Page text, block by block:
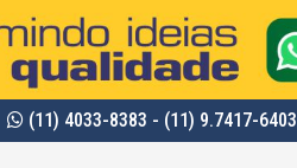
(11) 4033-8383 - (11) 9.7417-6403